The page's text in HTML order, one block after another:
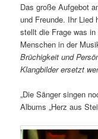
Das große Aufgebot
und Freunde. Ihr Lied
stellt die Frage was
Menschen in der
Brüchigkeit und
Klangbilder ersetzt
„Die Sänger singen
Albums „Herz aus